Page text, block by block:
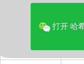
多核评分
打开 哈